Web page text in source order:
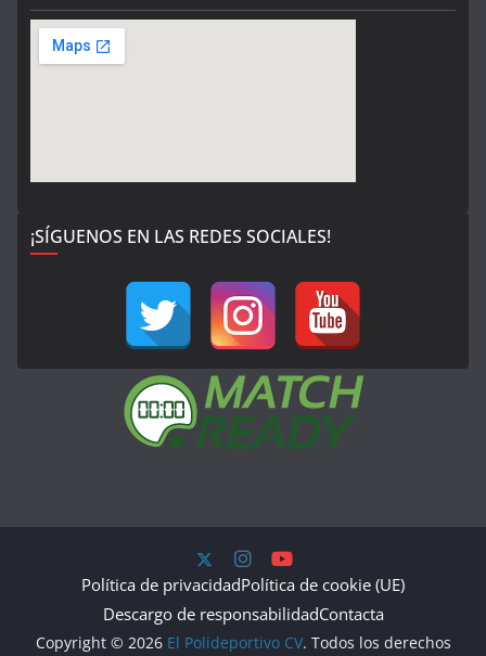
¡SÍGUENOS EN LAS REDES SOCIALES!
Política de privacidadPolítica de cookie (UE)
Descargo de responsabilidadContacta
Copyright © 2026 El Polideportivo CV. Todos los derechos